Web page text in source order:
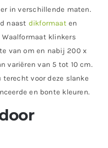
in verschillende maten.
naast dikformaaten
klinkers
van om en nabij 200 x
variëren van 5 tot 10 cm.
voor deze slanke
en bonte kleuren.